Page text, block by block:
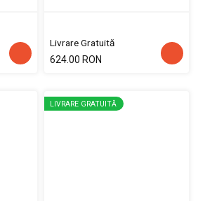
Livrare Gratuită
624.00 RON
LIVRARE GRATUITĂ